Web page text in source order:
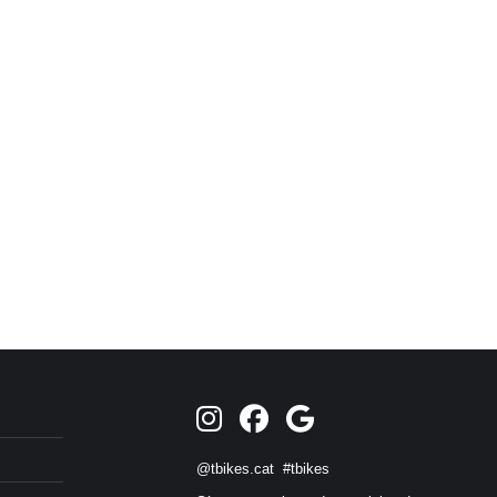
@tbikes.cat #tbikes